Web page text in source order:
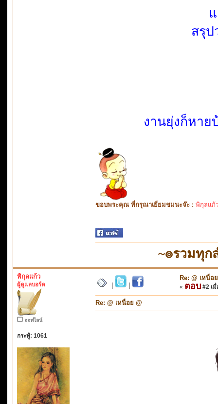
สรุป
งานยุ่งก็หาย
ขอบพระคุณ ที่กรุณาเยี่ยมชมนะจ๊ะ : พิกุลแก้
~๏รวมทุ
พิกุลแก้ว
ผู้ดูแลบอร์ด
ออฟไลน์
กระทู้: 1061
Re: @ เหนื่อ
« ตอบ #2 เมื่
Re: @ เหนื่อย @